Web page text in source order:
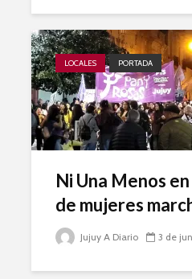
LOCALES PORTADA
Ni Una Menos
de mujeres
Jujuy A Diario 3 de